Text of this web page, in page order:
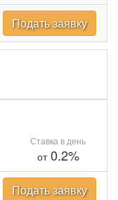
Подать заявку
Ставка в день
от0.2%
Подать заявку